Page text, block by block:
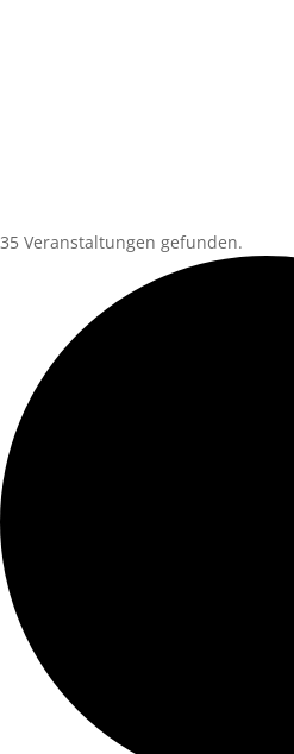
35 Veranstaltungen gefunden.